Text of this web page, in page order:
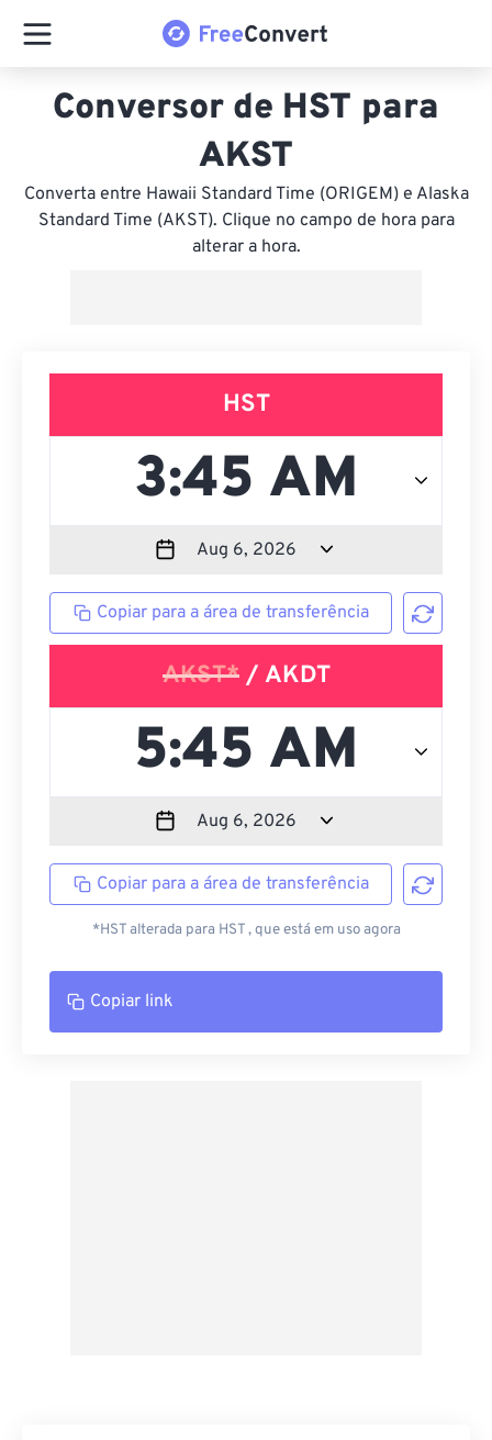
Conversor de HST para
AKST
Converta entre Hawaii Standard Time (ORIGEM) e Alaska
Standard Time (AKST). Clique no campo de hora para
alterar a hora.
HST
Copiar para a área de transferência
AKST*/ AKDT
Copiar para a área de transferência
*HST alterada para HST , que está em uso agora
Copiar link